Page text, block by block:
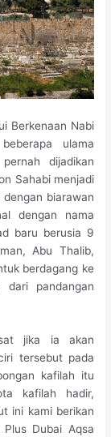
Berkenaan Nabi
ulama
dijadikan
Sahabi menjadi
biarawan
dengan nama
baru berusia 9
Abu Thalib,
berdagang ke
pandangan
jika ia akan
tersebut pada
kafilah itu
kafilah hadir,
ini kami berikan
Dubai Aqsa